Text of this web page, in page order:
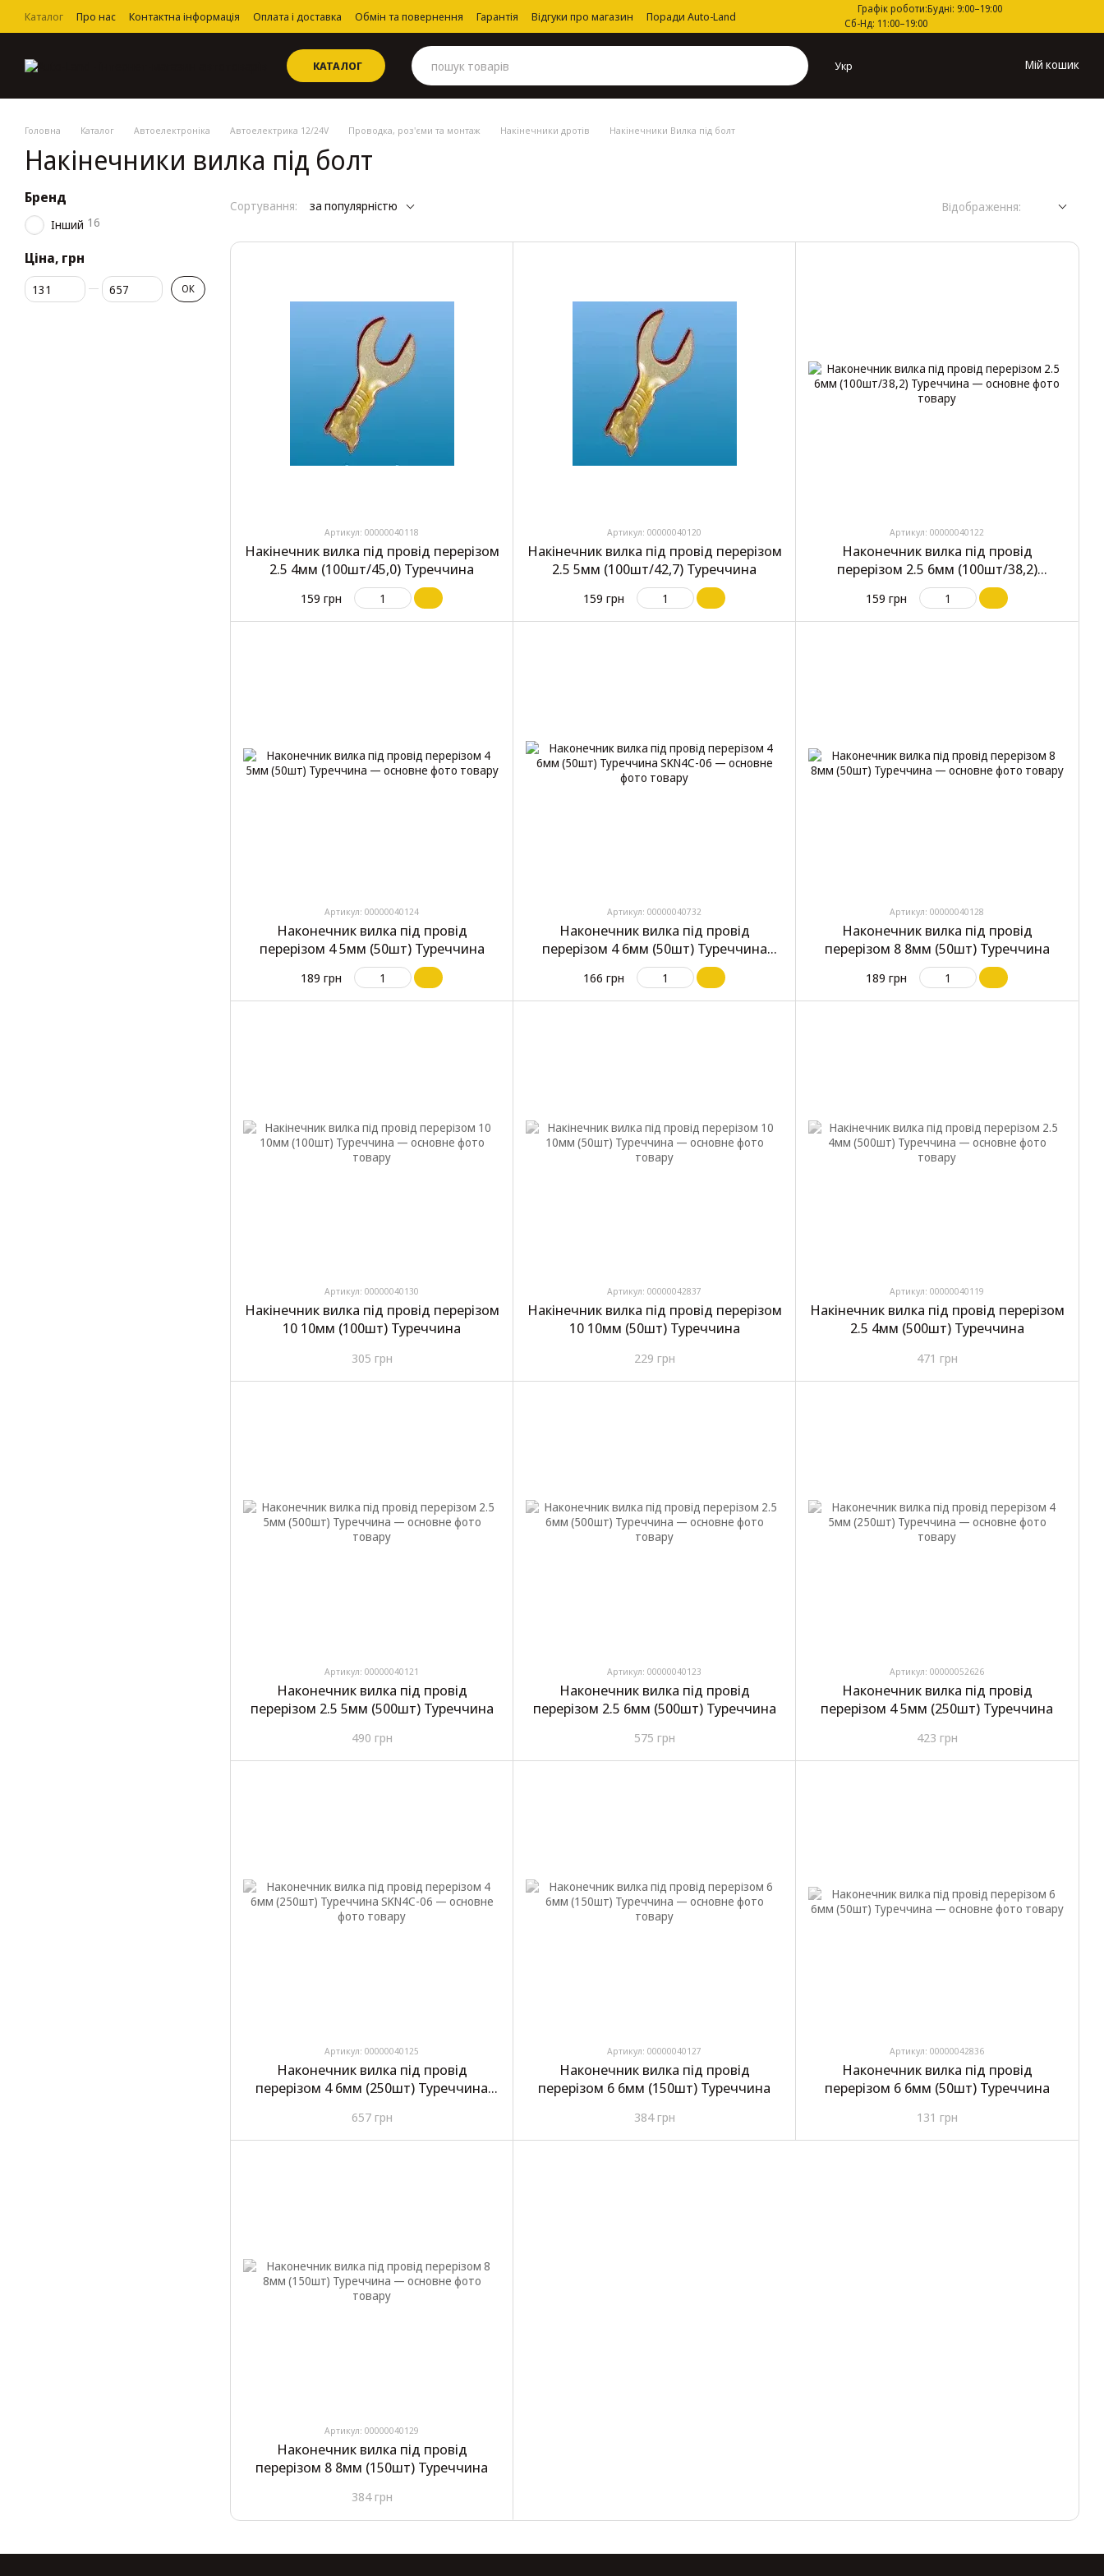
Перейти до основного контенту
Каталог Про нас Контактна інформація Оплата і доставка Обмін та повернення Гарантія Відгуки про магазин
Поради Auto-Land
Угода користувача
Графік роботи:Будні: 9:00–19:00
Сб-Нд: 11:00–19:00
КАТАЛОГ Укр Мій кошик
Головна Каталог Автоелектроніка Автоелектрика 12/24V Проводка, роз'єми та монтаж Накінечники дротів Накінечники Вилка під болт
Накінечники вилка під болт
Сортування: за популярністю Відображення:
Артикул: 00000040118
Накінечник вилка під провід перерізом
2.5 4мм (100шт/45,0) Туреччина
159 грн
Артикул: 00000040120
Накінечник вилка під провід перерізом
2.5 5мм (100шт/42,7) Туреччина
159 грн
Артикул: 00000040122
Наконечник вилка під провід
перерізом 2.5 6мм (100шт/38,2)
Туреччина
159 грн
Артикул: 00000040124
Наконечник вилка під провід
перерізом 4 5мм (50шт) Туреччина
189 грн
Артикул: 00000040732
Наконечник вилка під провід
перерізом 4 6мм (50шт) Туреччина
SKN4C-06
166 грн
Артикул: 00000040128
Наконечник вилка під провід
перерізом 8 8мм (50шт) Туреччина
189 грн
Артикул: 00000040130
Накінечник вилка під провід перерізом
10 10мм (100шт) Туреччина
305 грн
Артикул: 00000042837
Накінечник вилка під провід перерізом
10 10мм (50шт) Туреччина
229 грн
Артикул: 00000040119
Накінечник вилка під провід перерізом
2.5 4мм (500шт) Туреччина
471 грн
Артикул: 00000040121
Наконечник вилка під провід
перерізом 2.5 5мм (500шт) Туреччина
490 грн
Артикул: 00000040123
Наконечник вилка під провід
перерізом 2.5 6мм (500шт) Туреччина
575 грн
Артикул: 00000052626
Наконечник вилка під провід
перерізом 4 5мм (250шт) Туреччина
423 грн
Артикул: 00000040125
Наконечник вилка під провід
перерізом 4 6мм (250шт) Туреччина
657 грн
Артикул: 00000040127
Наконечник вилка під провід
перерізом 6 6мм (150шт) Туреччина
384 грн
Артикул: 00000042836
Наконечник вилка під провід
перерізом 6 6мм (50шт) Туреччина
131 грн
Артикул: 00000040129
Наконечник вилка під провід
перерізом 8 8мм (150шт) Туреччина
384 грн
Бренд
Інший 16
Ціна, грн
Від Ціна, грн
До Ціна, грн ОК